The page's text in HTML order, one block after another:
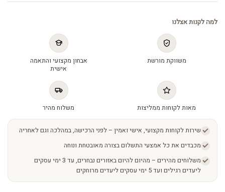
למה לקנות אצלנו
משווקת מורשת
אבחון מקצועי והתאמה
אישית
מאות לקוחות ממליצות משלוח מהיר
שירות לקוחות מקצועי, אישי ואמין – לפני הרכישה, במהלכה וגם לאחריה
מכבדים את כל אמצעי התשלום בצורה מאובטחת ונוחה
משלוחים מהירים – מהיום להיום באזורים נבחרים, עד 3 ימי עסקים
ליעדים רגילים ועד 5 ימי עסקים ליעדים מרוחקים